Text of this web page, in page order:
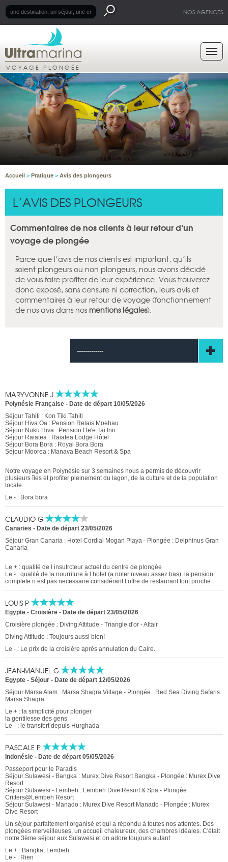
NOS AGENCES
VOYAGE PLONGÉE
Accueil > Pratique > Avis des plongeurs
L’AVIS DES PLONGEURS
Commentaires de nos clients à leur retour d’un
voyage de plongée
Parce que l’avis de nos clients est important, qu’ils
soient plongeurs ou non plongeurs, nous avons décidé
de vous faire profiter de leur expérience. Vous trouverez
donc exposé, sans censure ni correction, leurs avis et
commentaires à leur retour de voyage (fonctionnement
de nos avis dans nos mentions légales).
-------------
MARYVONNE J
Polynésie Française - Date de départ 10/05/2026
Séjour Tahiti : Kon Tiki Tahiti
Séjour Hiva Oa : Pension Relais Moehau
Séjour Nuku Hiva : Pension He'e Tai Inn
Séjour Raiatea : Raiatea Lodge Hôtel
Séjour Bora Bora : Royal Bora Bora
Séjour Moorea : Manava Beach Resort & Spa
Notre voyage en Polynésie sur 3 semaines nous a permis de découvrir
plusieurs îles et profiter pleinement du lagon, de la culture et de la population
locale.
Le - : Bora bora
CLAUDIO G
Canaries - Date de départ 23/05/2026
Séjour Gran Canaria : Hotel Cordial Mogan Playa - Plongée : Delphinus Gran
Canaria
Le + : qualité de l insutrcteur actuel du centre de plongée
Le - : qualité de la nourriture à l hotel (a noter niveau assez bas). la pension
complete n est pas necessaire considérant l offre de restaurant tout proche
LOUIS P
Egypte - Croisière - Date de départ 23/05/2026
Croisière plongée : Diving Attitude - Triangle d'or - Altair
Diving Attitude : Toujours aussi bien!
Le - : Le prix de la croisière après annulation du Caire.
JEAN-MANUEL G
Egypte - Séjour - Date de départ 12/05/2026
Séjour Marsa Alam : Marsa Shagra Village - Plongée : Red Sea Diving Safaris
Marsa Shagra
Le + : la simplicité pour plonger
la gentilesse des gens
Le - : le transfert depuis Hurghada
PASCALE P
Indonésie - Date de départ 05/05/2026
Passeport pour le Paradis
Séjour Sulawesi - Bangka : Murex Dive Resort Bangka - Plongée : Murex Dive
Resort
Séjour Sulawesi - Lembeh : Lembeh Dive Resort & Spa - Plongée :
Critters@Lembeh Resort
Séjour Sulawesi - Manado : Murex Dive Resort Manado - Plongée : Murex
Dive Resort
Un séjour parfaitement organisé et qui a répondu à toutes nos attentes. Des
plongées merveilleuses, un accueil chaleureux, des chambres idéales. C'était
notre 3ème séjour aux Sulawesi et on adore toujours autant
Le + : Bangka, Lembeh.
Le - : Rien